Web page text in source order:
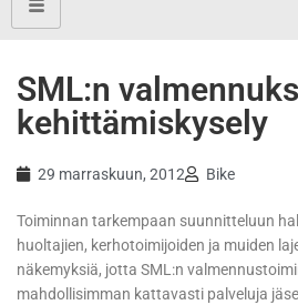
SML:n
kehittämiskysely
29 marraskuun, 2012 Bike
Toiminnan tarkempaan suunnitteluun
huoltajien, kerhotoimijoiden ja muiden
näkemyksiä, jotta SML:n
mahdollisimman kattavasti palveluja